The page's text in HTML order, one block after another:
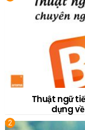
Thuật ngữ
dựng